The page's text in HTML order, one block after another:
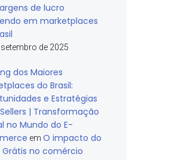
de lucro
em marketplaces
setembro de 2025
dos Maiores
do Brasil:
e Estratégias
| Transformação
no Mundo do E-
em O impacto do
Grátis no comércio